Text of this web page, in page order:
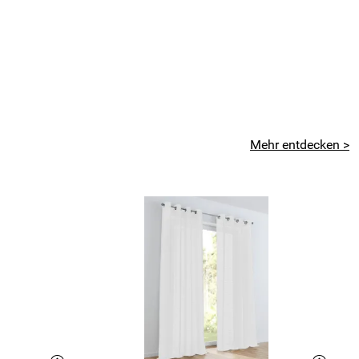
Mehr entdecken >